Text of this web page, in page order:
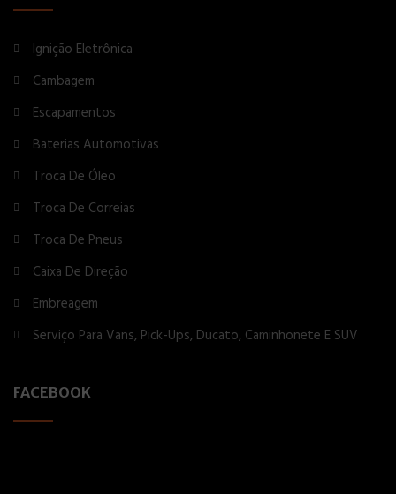
Ignição Eletrônica
Cambagem
Escapamentos
Baterias Automotivas
Troca De Óleo
Troca De Correias
Troca De Pneus
Caixa De Direção
Embreagem
Serviço Para Vans, Pick-Ups, Ducato, Caminhonete E SUV
FACEBOOK